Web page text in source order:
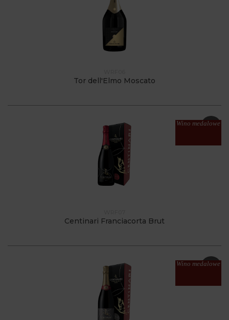
Tor dell'Elmo Moscato
Wino medalowe
Centinari Franciacorta Brut
Wino medalowe